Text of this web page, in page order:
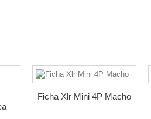
Ficha Xlr Mini 4P Macho